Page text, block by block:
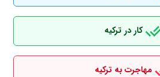
کار در ترکیه
مهاجرت به ترکیه